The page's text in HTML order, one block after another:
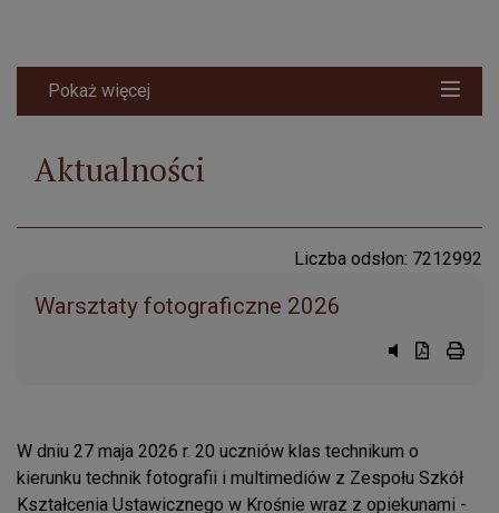
Pokaż więcej
Aktualności
Liczba odsłon: 7212992
Warsztaty fotograficzne 2026
Przycisk
Przycisk
W dniu 27 maja 2026 r. 20 uczniów klas technikum o
kierunku technik fotografii i multimediów z Zespołu Szkół
Kształcenia Ustawicznego w Krośnie wraz z opiekunami -